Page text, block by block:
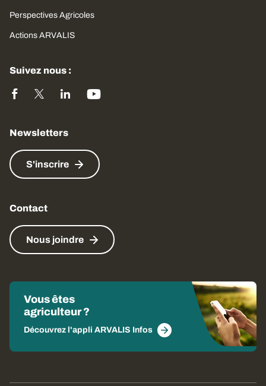
Perspectives Agricoles
Actions ARVALIS
Suivez nous :
Newsletters
S'inscrire
Contact
Nous joindre
Vous êtes
agriculteur ?
Découvrez l'appli ARVALIS Infos